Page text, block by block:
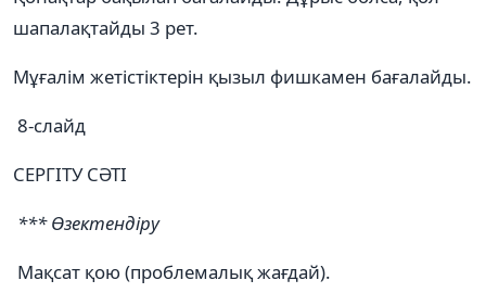
шапалақтайды 3 рет.
Мұғалім жетістіктерін қызыл фишкамен бағалайды.
8-слайд
СЕРГІТУ СӘТІ
*** Өзектендіру
Мақсат қою (проблемалық жағдай).